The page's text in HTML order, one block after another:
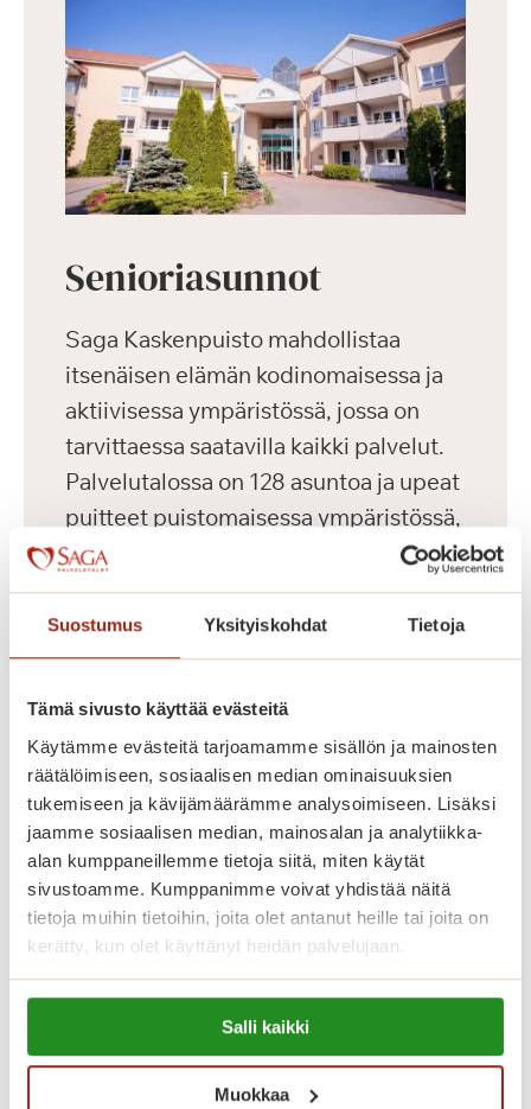
Suostumus Yksityiskohdat Tietoja
Tämä sivusto käyttää evästeitä
Käytämme evästeitä tarjoamamme sisällön ja mainosten
räätälöimiseen, sosiaalisen median ominaisuuksien
tukemiseen ja kävijämäärämme analysoimiseen. Lisäksi
jaamme sosiaalisen median, mainosalan ja analytiikka-
alan kumppaneillemme tietoja siitä, miten käytät
sivustoamme. Kumppanimme voivat yhdistää näitä
tietoja muihin tietoihin, joita olet antanut heille tai joita on
kerätty, kun olet käyttänyt heidän palvelujaan.
Lue lisää evästeistä:
https://sagacare.fi/evasteet/
Salli kaikki
Muokkaa
Senioriasunnot
Saga Kaskenpuisto mahdollistaa
itsenäisen elämän kodinomaisessa ja
aktiivisessa ympäristössä, jossa on
tarvittaessa saatavilla kaikki palvelut.
Palvelutalossa on 128 asuntoa ja upeat
puitteet puistomaisessa ympäristössä,
aivan Turun keskustan tuntumassa.
Saga Kaskenpuiston senioriasunnot
ovat kooltaan 34 – 65 m2. Jokaiseen
asuntoon kuuluu keittiö tai tupakeittiö,
makuuhuone, esteetön kylpyhuone,
omassa kodissa, jonka voit sisustaa
makusi mukaan omilla tutuilla
huonekaluillasi ja tavaroillasi.
Asuntojen asumiskuluun sisältyy
asunnon vuokra ja yhteisten tilojen
käyttö. Vesimaksu on 26 euroa
henkilöltä kuukaudessa. Sähkö
laskutetaan kulutuksen mukaan.
Asukkailla on myös mahdollisuus